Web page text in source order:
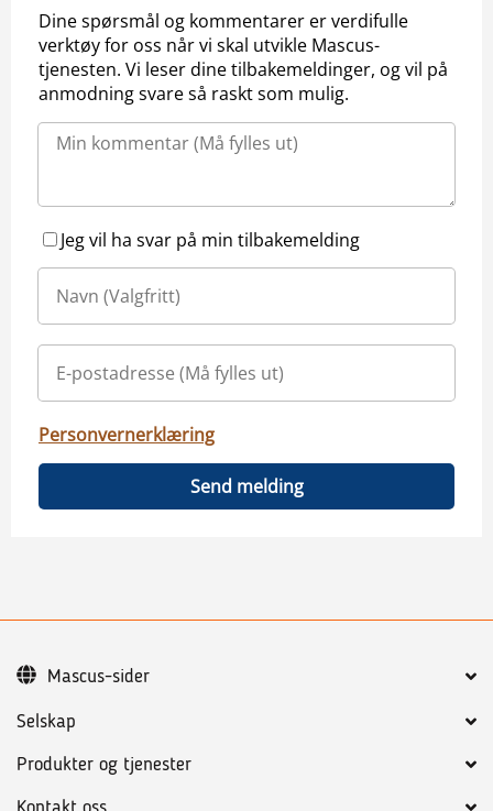
Dine spørsmål og kommentarer er verdifulle
verktøy for oss når vi skal utvikle Mascus-
tjenesten. Vi leser dine tilbakemeldinger, og vil på
anmodning svare så raskt som mulig.
Jeg vil ha svar på min tilbakemelding
Personvernerklæring
Send melding
Selskap
Produkter og tjenester
Mascus-sider